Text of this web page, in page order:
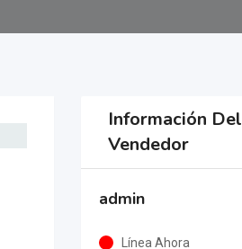
Información Del
Vendedor
admin
Línea Ahora